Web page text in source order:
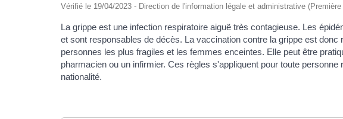
Vérifié le 19/04/2023 - Direction de l'information légale et administrative
La grippe est une infection respiratoire aiguë très contagieuse. Les
et sont responsables de décès. La vaccination contre la grippe est
personnes les plus fragiles et les femmes enceintes. Elle peut être
pharmacien ou un infirmier. Ces règles s'appliquent pour toute
nationalité.